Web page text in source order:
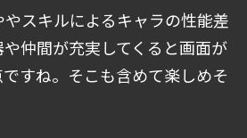
スキルによるキャラの性能差
仲間が充実してくると画面が
すね。そこも含めて楽しめそ